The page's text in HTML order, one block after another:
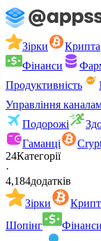
Зірки Крипта
Фінанси
Продуктивність
Управління
Подорожі
Гаманці
24Категорії
·
4,184додатків
Зірки
Шопінг
Фінанси